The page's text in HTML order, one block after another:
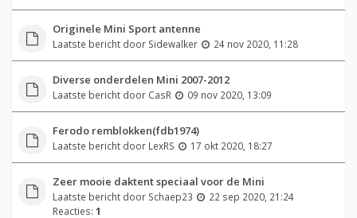
Originele Mini Sport antenne
Laatste bericht door Sidewalker 24 nov 2020, 11:28
Diverse onderdelen Mini 2007-2012
Laatste bericht door CasR 09 nov 2020, 13:09
Ferodo remblokken(fdb1974)
Laatste bericht door LexRS 17 okt 2020, 18:27
Zeer mooie daktent speciaal voor de Mini
Laatste bericht door Schaep23
22 sep 2020, 21:24
Reacties: 1